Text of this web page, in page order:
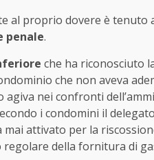
al proprio dovere è tenuto
penale.
che ha riconosciuto
che non aveva
nei confronti
i condomini il
mai attivato per la
della fornitura di